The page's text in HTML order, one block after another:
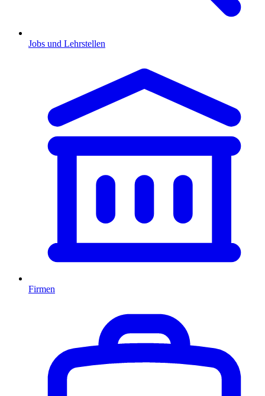
Jobs und Lehrstellen
Firmen